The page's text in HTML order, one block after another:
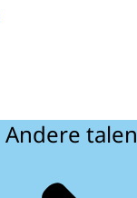
Andere talen